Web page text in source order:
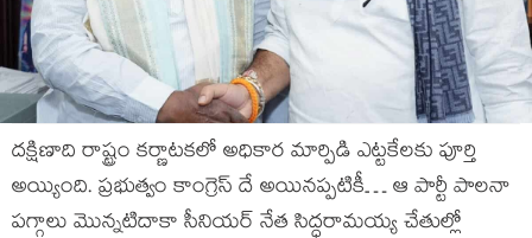
దక్షిణాది రాష్ట్రం కర్ణాటకలో అధికార మార్పిడి ఎట్టకేలకు పూర్తి
అయ్యింది. ప్రభుత్వం కాంగ్రెస్ దే అయినప్పటికీ… ఆ పార్టీ పాలనా
పగ్గాలు మొన్నటిదాకా సీనియర్ నేత సిద్ధరామయ్య చేతుల్లో